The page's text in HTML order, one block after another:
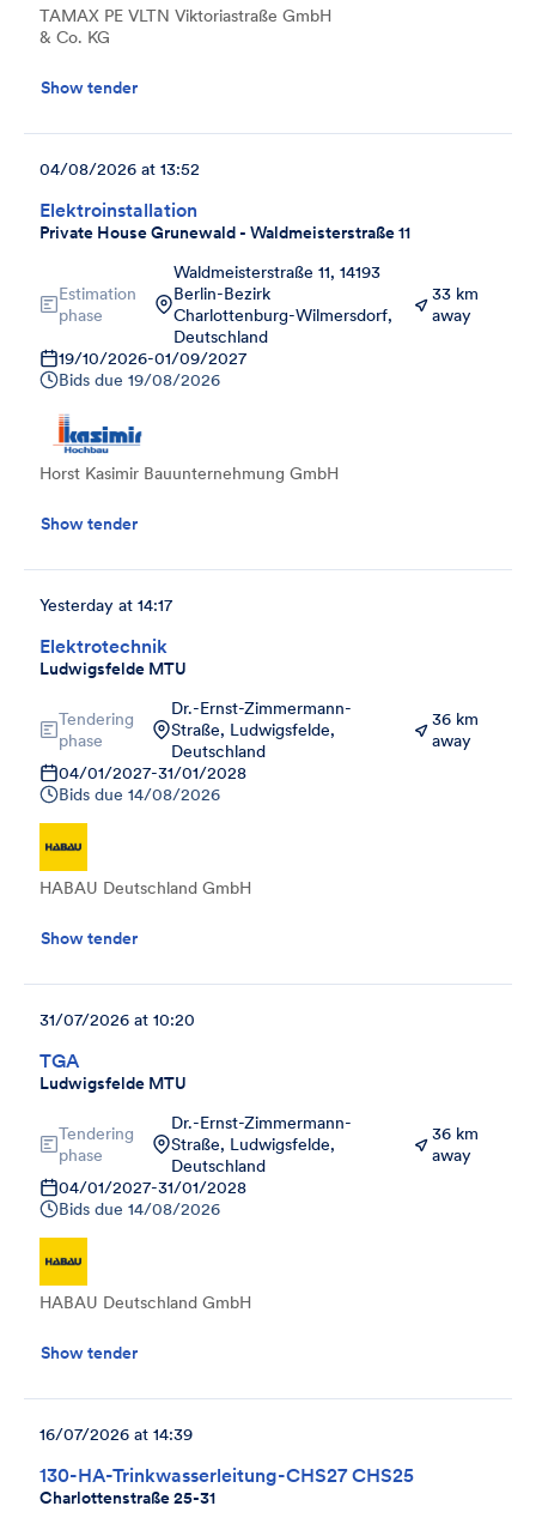
TAMAX PE VLTN Viktoriastraße GmbH
& Co. KG
Show tender
Elektroinstallation
Private House Grunewald - Waldmeisterstraße 11
04/08/2026 at 13:52
Estimation
phase
Waldmeisterstraße 11, 14193
Berlin-Bezirk
Charlottenburg-Wilmersdorf,
Deutschland
33 km
away
19/10/2026-01/09/2027
Bids due 19/08/2026
Horst Kasimir Bauunternehmung GmbH
Show tender
Elektrotechnik
Ludwigsfelde MTU
Yesterday at 14:17
Tendering
phase
Dr.-Ernst-Zimmermann-
Straße, Ludwigsfelde,
Deutschland
36 km
away
04/01/2027-31/01/2028
Bids due 14/08/2026
HABAU Deutschland GmbH
Show tender
TGA
Ludwigsfelde MTU
31/07/2026 at 10:20
Tendering
phase
Dr.-Ernst-Zimmermann-
Straße, Ludwigsfelde,
Deutschland
36 km
away
04/01/2027-31/01/2028
Bids due 14/08/2026
HABAU Deutschland GmbH
Show tender
130-HA-Trinkwasserleitung-CHS27 CHS25
Charlottenstraße 25-31
16/07/2026 at 14:39